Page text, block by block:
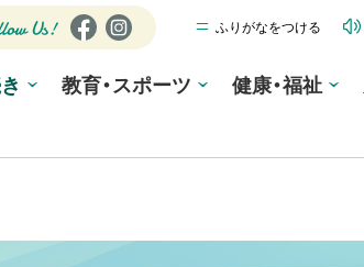
SNS
Fa
bo
ok
Ins
ra
ふりがなをつける
教育・スポーツ 健康・福祉